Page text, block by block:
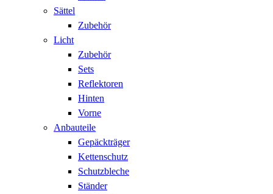
Sättel
Zubehör
Licht
Zubehör
Sets
Reflektoren
Hinten
Vorne
Anbauteile
Gepäckträger
Kettenschutz
Schutzbleche
Ständer